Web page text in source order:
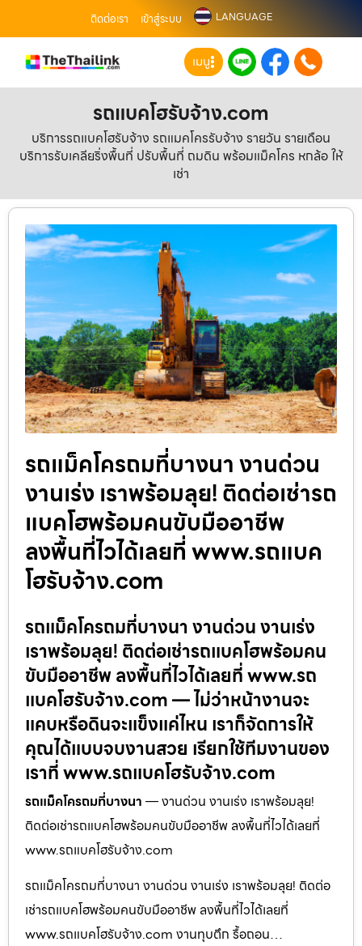
ติดต่อเรา เข้าสู่ระบบ LANGUAGE
เมนู
รถแบคโฮรับจ้าง.com
บริการรถแบคโฮรับจ้าง รถแมคโครรับจ้าง รายวัน รายเดือน
บริการรับเคลียริ่งพื้นที่ ปรับพื้นที่ ถมดิน พร้อมแม็คโคร หกล้อ ให้
เช่า
รถแม็คโครถมที่บางนา งานด่วน
งานเร่ง เราพร้อมลุย! ติดต่อเช่ารถ
แบคโฮพร้อมคนขับมืออาชีพ
ลงพื้นที่ไวได้เลยที่ www.รถแบค
โฮรับจ้าง.com
รถแม็คโครถมที่บางนา งานด่วน งานเร่ง
เราพร้อมลุย! ติดต่อเช่ารถแบคโฮพร้อมคน
ขับมืออาชีพ ลงพื้นที่ไวได้เลยที่ www.รถ
แบคโฮรับจ้าง.com — ไม่ว่าหน้างานจะ
แคบหรือดินจะแข็งแค่ไหน เราก็จัดการให้
คุณได้แบบจบงานสวย เรียกใช้ทีมงานของ
เราที่ www.รถแบคโฮรับจ้าง.com
รถแม็คโครถมที่บางนา — งานด่วน งานเร่ง เราพร้อมลุย!
ติดต่อเช่ารถแบคโฮพร้อมคนขับมืออาชีพ ลงพื้นที่ไวได้เลยที่
www.รถแบคโฮรับจ้าง.com
รถแม็คโครถมที่บางนา งานด่วน งานเร่ง เราพร้อมลุย! ติดต่อ
เช่ารถแบคโฮพร้อมคนขับมืออาชีพ ลงพื้นที่ไวได้เลยที่
www.รถแบคโฮรับจ้าง.com งานทุบตึก รื้อถอน…